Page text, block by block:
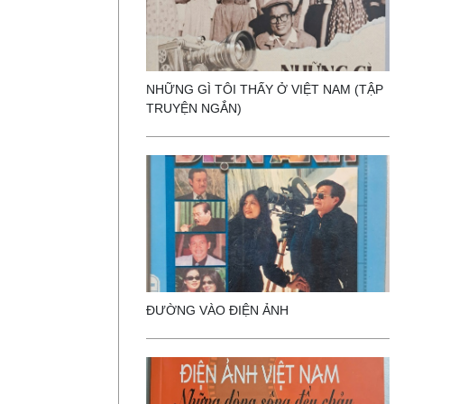
NHỮNG GÌ TÔI THẤY Ở VIỆT NAM (TẬP
TRUYỆN NGẮN)
ĐƯỜNG VÀO ĐIỆN ẢNH